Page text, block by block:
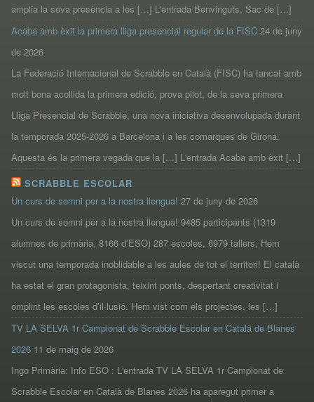
amplia la seva presència a les […] L'entrada Benvinguts, Sac de […]
Acaba amb èxit la primera lliga presencial regular de la FISC 24 de juny
de 2026
La Federació Internacional de Scrabble en Català (FISC) ha tancat amb
molt bona acollida la primera edició, prova pilot, de la seva primera
Lliga Presencial de Scrabble, una nova iniciativa desenvolupada durant
la temporada 2025-2026 a Barcelona i a les comarques de Girona.
Aquesta és la primera vegada que la […] L'entrada Acaba amb èxit […]
SCRABBLE ESCOLAR
Un curs de somni per a la nostra llengua! 27 de juny de 2026
Un curs de somni per a la nostra llengua! 9485 participants (1319
alumnes de primària, 8166 d’ESO) 287 escoles, 6979 tallers, Hem
viscut una temporada inoblidable a les aules de tot el territori! El català
ha estat el gran protagonista, teixint ponts, despertant creativitat i
omplint les escoles d’il·lusió. Hem vist com els projectes, les […]
TV LA SELVA 1r Campionat de Scrabble Escolar en Català de Blanes
2026 11 de maig de 2026
Ingo Primària: Info ESO : L'entrada TV LA SELVA 1r Campionat de
Scrabble Escolar en Català de Blanes 2026 ha aparegut primer a